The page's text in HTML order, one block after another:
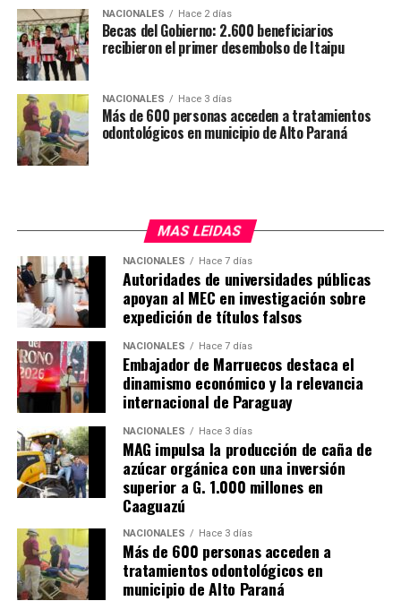
NACIONALES Hace 2 días
Becas del Gobierno: 2.600 beneficiarios
recibieron el primer desembolso de Itaipu
NACIONALES Hace 3 días
Más de 600 personas acceden a tratamientos
odontológicos en municipio de Alto Paraná
MAS LEIDAS
NACIONALES Hace 7 días
Autoridades de universidades públicas
apoyan al MEC en investigación sobre
expedición de títulos falsos
NACIONALES Hace 7 días
Embajador de Marruecos destaca el
dinamismo económico y la relevancia
internacional de Paraguay
NACIONALES Hace 3 días
MAG impulsa la producción de caña de
azúcar orgánica con una inversión
superior a G. 1.000 millones en
Caaguazú
NACIONALES Hace 3 días
Más de 600 personas acceden a
tratamientos odontológicos en
municipio de Alto Paraná